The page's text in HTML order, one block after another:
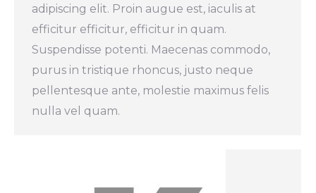
adipiscing elit. Proin augue est, iaculis at
efficitur efficitur, efficitur in quam.
Suspendisse potenti. Maecenas commodo,
purus in tristique rhoncus, justo neque
pellentesque ante, molestie maximus felis
nulla vel quam.